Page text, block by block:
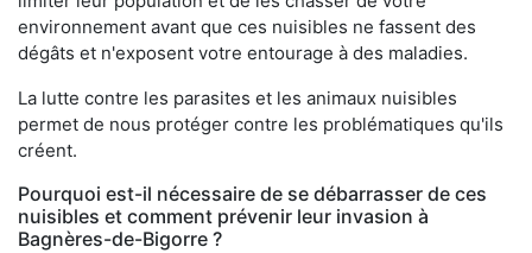
environnement avant que ces nuisibles ne fassent des
dégâts et n'exposent votre entourage à des maladies.
La lutte contre les parasites et les animaux nuisibles
permet de nous protéger contre les problématiques qu'ils
créent.
Pourquoi est-il nécessaire de se débarrasser de ces
nuisibles et comment prévenir leur invasion à
Bagnères-de-Bigorre ?